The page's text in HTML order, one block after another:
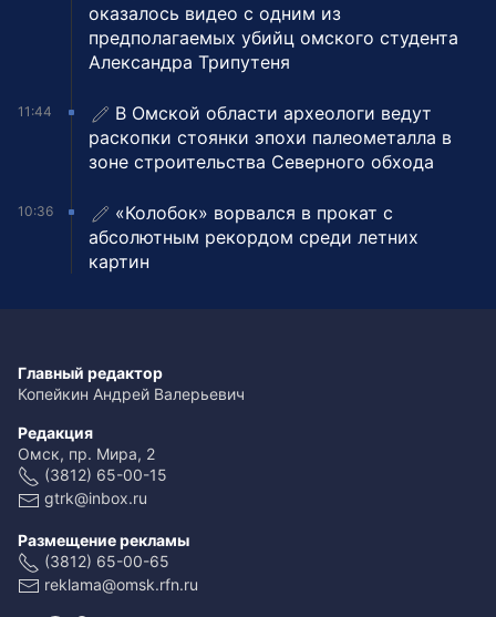
оказалось видео с одним из
предполагаемых убийц омского студента
Александра Трипутеня
11:44
В Омской области археологи ведут
раскопки стоянки эпохи палеометалла в
зоне строительства Северного обхода
10:36
«Колобок» ворвался в прокат с
абсолютным рекордом среди летних
картин
Главный редактор
Копейкин Андрей Валерьевич
Редакция
Омск, пр. Мира, 2
(3812) 65-00-15
gtrk@inbox.ru
Размещение рекламы
(3812) 65-00-65
reklama@omsk.rfn.ru